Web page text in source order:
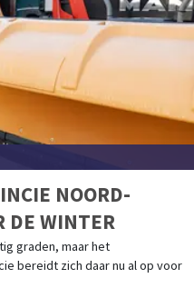
NOORD-
DE WINTER
graden, maar het
bereidt zich daar nu al op voor